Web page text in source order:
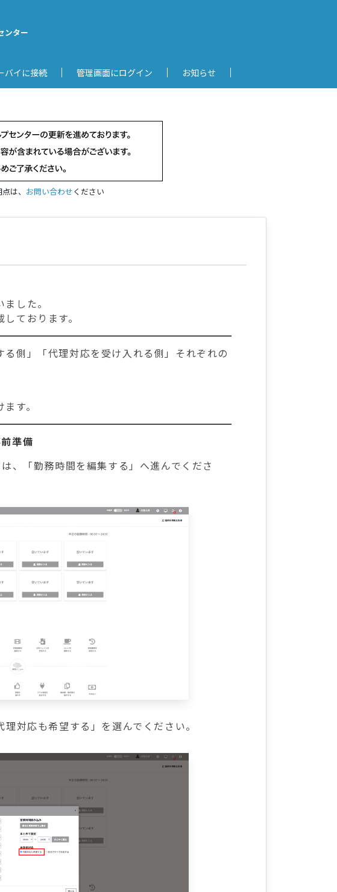
ンター
バイに接続 管理画面にログイン お知らせ
は、 お問い合わせください
した。
ております。
側」「代理対応を受け入れる側」それぞれの
す。
準備
、「勤務時間を編集する」へ進んでくださ
対応も希望する」を選んでください。